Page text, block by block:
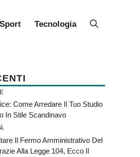
Sport Tecnologia
Come Arredare Il Tuo Studio
In Stile Scandinavo
Il Fermo Amministrativo Del
Alla Legge 104, Ecco Il